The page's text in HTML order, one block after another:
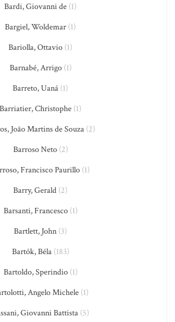
Bardi, Giovanni de (1)
Bargiel, Woldemar (1)
Bariolla, Ottavio (1)
Barnabé, Arrigo(1)
Barreto, Uaná (1)
Barriatier, Christophe (1)
João Martins de Souza (2)
Barroso Neto(2)
Francisco Paurillo (1)
Barry, Gerald (2)
Barsanti, Francesco(1)
Bartlett, John (3)
Bartók, Béla(183)
Bartoldo, Sperindio(1)
Angelo Michele(1)
Giovanni Battista(5)